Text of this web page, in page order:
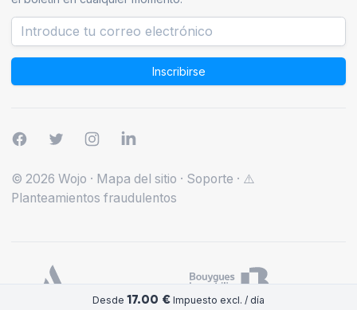
Desde 17.00 € Impuesto excl. / día
Inscribirse
© 2026 Wojo · Mapa del sitio · Soporte · ⚠️
Planteamientos fraudulentos